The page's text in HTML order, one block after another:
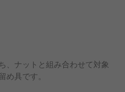
、ナットと組み合わせて対象
め具です。